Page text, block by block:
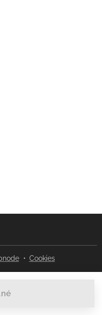
Cookies